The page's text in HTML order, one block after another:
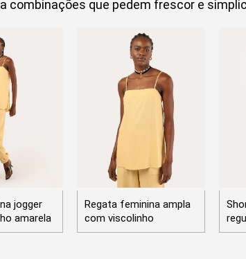
combinações que pedem frescor e
jogger
amarela
Regata feminina ampla
com viscolinho